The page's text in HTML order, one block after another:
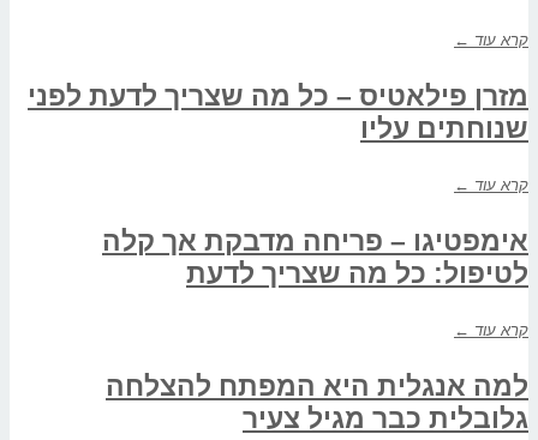
קרא עוד ←
מזרן פילאטיס – כל מה שצריך לדעת לפני
שנוחתים עליו
קרא עוד ←
אימפטיגו – פריחה מדבקת אך קלה
לטיפול: כל מה שצריך לדעת
קרא עוד ←
למה אנגלית היא המפתח להצלחה
גלובלית כבר מגיל צעיר